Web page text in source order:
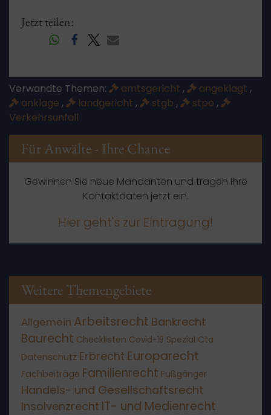
Jetzt teilen:
Verwandte Themen: amtsgericht , angeklagt ,
anklage , landgericht , stgb , stpo ,
Verkehrsunfall
Für Anwälte - Ihre Chance
Gewinnen Sie neue Mandanten und tragen Ihre
Kontaktdaten jetzt ein.
Hier geht's zur Eintragung!
Weitere Themengebiete
Allgemein Arbeitsrecht Bankrecht
Baurecht Checklisten Covid-19 Spezial Cta
Datenschutz Erbrecht Europarecht
Fachbeiträge Familienrecht Fußgänger
Handels- und Gesellschaftsrecht
Insolvenzrecht IT- und Medienrecht